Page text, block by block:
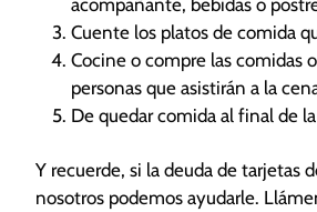
Cuente los platos de comida
Cocine o compre las comidas
personas que asistirán a la
De quedar comida al final de
Y recuerde, si la deuda de tarjetas
nosotros podemos ayudarle.